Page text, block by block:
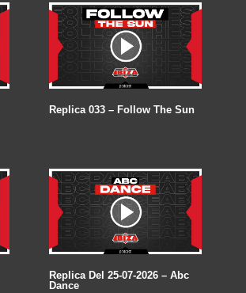
Replica 033 – Follow The Sun
Replica Del 25-07-2026 – Abc
Dance